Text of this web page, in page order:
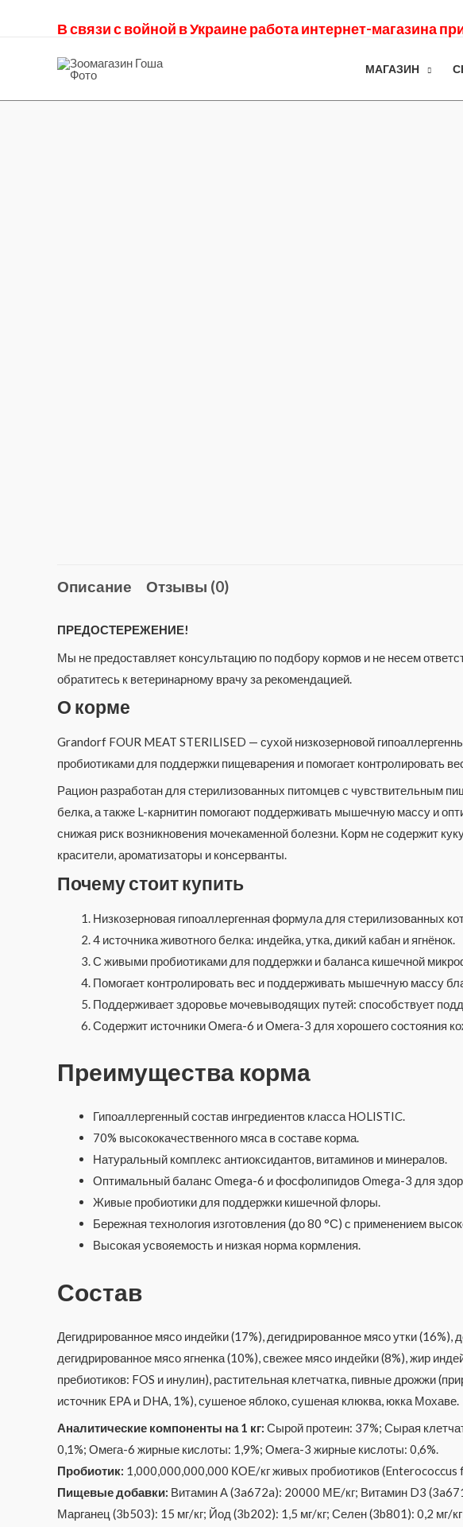
В связи с войной в Украине работа интернет-магазина
МАГАЗИН
Описание Отзывы (0)
ПРЕДОСТЕРЕЖЕНИЕ!
Мы не предоставляет консультацию по подбору кормов и не несем
обратитесь к ветеринарному врачу за рекомендацией.
О корме
Grandorf FOUR MEAT STERILISED — сухой низкозерновой
пробиотиками для поддержки пищеварения и помогает контролировать
Рацион разработан для стерилизованных питомцев с чувствительным
белка, а также L-карнитин помогают поддерживать мышечную массу и
снижая риск возникновения мочекаменной болезни. Корм не содержит
красители, ароматизаторы и консерванты.
Почему стоит купить
Низкозерновая гипоаллергенная формула для стерилизованных
4 источника животного белка: индейка, утка, дикий кабан и ягнёнок.
С живыми пробиотиками для поддержки и баланса кишечной
Помогает контролировать вес и поддерживать мышечную массу
Поддерживает здоровье мочевыводящих путей: способствует
Содержит источники Омега-6 и Омега-3 для хорошего состояния
Преимущества корма
Гипоаллергенный состав ингредиентов класса HOLISTIC.
70% высококачественного мяса в составе корма.
Натуральный комплекс антиоксидантов, витаминов и минералов.
Оптимальный баланс Omega-6 и фосфолипидов Omega-3 для
Живые пробиотики для поддержки кишечной флоры.
Бережная технология изготовления (до 80 °С) с применением
Высокая усвояемость и низкая норма кормления.
Состав
Дегидрированное мясо индейки (17%), дегидрированное мясо утки
дегидрированное мясо ягненка (10%), свежее мясо индейки (8%), жир
пребиотиков: FOS и инулин), растительная клетчатка, пивные дрожжи
источник EPA и DHA, 1%), сушеное яблоко, сушеная клюква, юкка Мохаве.
Аналитические компоненты на 1 кг: Сырой протеин: 37%; Сырая
0,1%; Омега-6 жирные кислоты: 1,9%; Омега-3 жирные кислоты: 0,6%.
Пробиотик: 1,000,000,000,000 КОЕ/кг живых пробиотиков (Enterococcus
Пищевые добавки: Витамин А (3a672a): 20000 МЕ/кг; Витамин D3
Марганец (3b503): 15 мг/кг; Йод (3b202): 1,5 мг/кг; Селен (3b801): 0,2 мг/